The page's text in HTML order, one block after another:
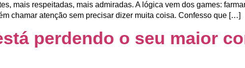
mais respeitadas, mais admiradas. A lógica vem dos games:
chamar atenção sem precisar dizer muita coisa. Confesso que […]
perdendo o seu maior